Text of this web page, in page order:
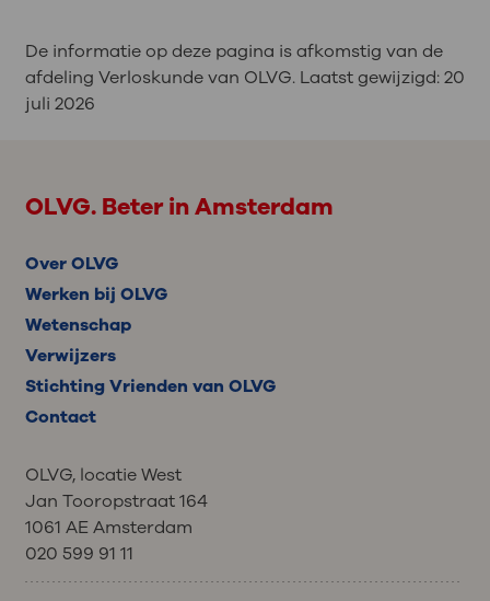
De informatie op deze pagina is afkomstig van de
afdeling Verloskunde van OLVG. Laatst gewijzigd:20
juli 2026
OLVG. Beter in Amsterdam
Over OLVG
Werken bij OLVG
Wetenschap
Verwijzers
Stichting Vrienden van OLVG
Contact
OLVG, locatie West
Jan Tooropstraat 164
1061 AE Amsterdam
020 599 91 11